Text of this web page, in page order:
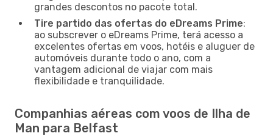
grandes descontos no pacote total.
Tire partido das ofertas do eDreams Prime:
ao subscrever o eDreams Prime, terá acesso a
excelentes ofertas em voos, hotéis e aluguer de
automóveis durante todo o ano, com a
vantagem adicional de viajar com mais
flexibilidade e tranquilidade.
Companhias aéreas com voos de Ilha de
Man para Belfast